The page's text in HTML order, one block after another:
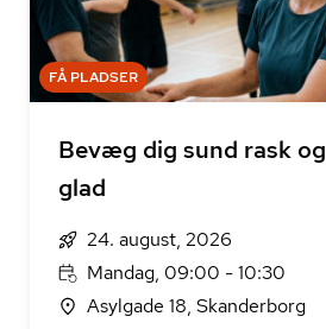
FÅ PLADSER
Bevæg dig sund rask og
glad
24. august, 2026
Mandag, 09:00 - 10:30
Asylgade 18, Skanderborg